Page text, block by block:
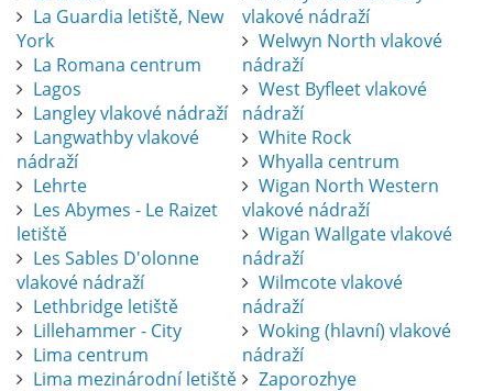
La Guardia letiště, New
York
La Romana centrum
Lagos
Langley vlakové nádraží
Langwathby vlakové
nádraží
Lehrte
Les Abymes - Le Raizet
letiště
Les Sables D'olonne
vlakové nádraží
Lethbridge letiště
Lillehammer - City
Lima centrum
Lima mezinárodní letiště
vlakové nádraží
Welwyn North vlakové
nádraží
West Byfleet vlakové
nádraží
White Rock
Whyalla centrum
Wigan North Western
vlakové nádraží
Wigan Wallgate vlakové
nádraží
Wilmcote vlakové
nádraží
Woking (hlavní) vlakové
nádraží
Zaporozhye